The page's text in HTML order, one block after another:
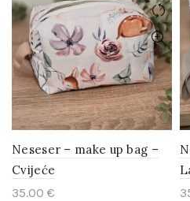
Neseser – make up bag –
Cvijeće
35.00 €